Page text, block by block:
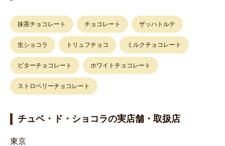
抹茶チョコレート チョコレート ザッハトルテ
生ショコラ トリュフチョコ ミルクチョコレート
ビターチョコレート ホワイトチョコレート
ストロベリーチョコレート
チュベ・ド・ショコラの実店舗・取扱店
東京